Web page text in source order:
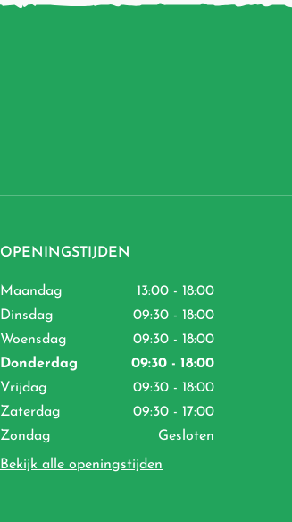
OPENINGSTIJDEN
Maandag
13:00 - 18:00
Dinsdag
09:30 - 18:00
Woensdag
09:30 - 18:00
Donderdag
09:30 - 18:00
Vrijdag
09:30 - 18:00
Zaterdag
09:30 - 17:00
Zondag
Gesloten
Bekijk alle openingstijden